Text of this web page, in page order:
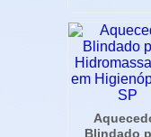
Blindado